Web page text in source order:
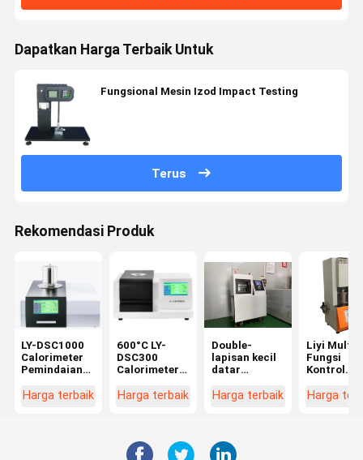
Dapatkan Harga Terbaik Untuk
Fungsional Mesin Izod Impact Testing
Terus
Rekomendasi Produk
LY-DSC1000
Calorimeter
Pemindaian
Suhu 1150°C
Harga terbaik
600°C LY-
DSC300
Calorimeter
Diferensial
Harga terbaik
Double-
lapisan kecil
datar
Hot press
Harga terbaik
Liyi Multi-
Fungsi
Kontrol
Rotorless
Harga